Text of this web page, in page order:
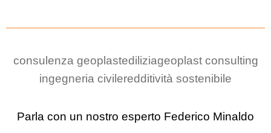
consulenza geoplastediliziageoplast consulting
ingegneria civileredditività sostenibile
Parla con un nostro esperto Federico Minaldo